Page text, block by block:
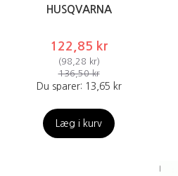
HUSQVARNA
122,85 kr
(98,28 kr)
136,50 kr
Du sparer: 13,65 kr
Læg i kurv